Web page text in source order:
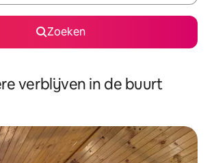
Zoeken
verblijven in de buurt